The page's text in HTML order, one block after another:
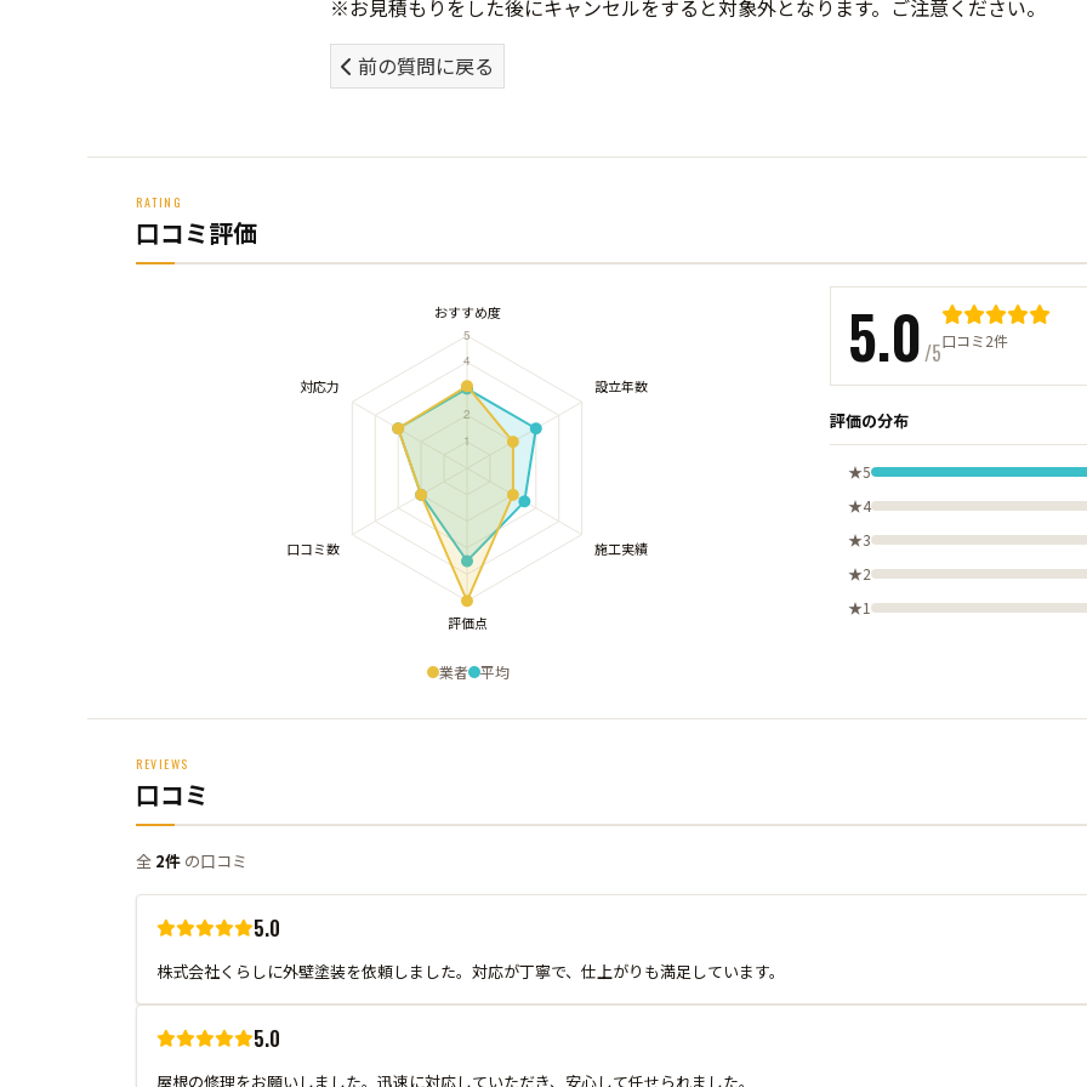
※お見積もりをした後にキャンセルをすると対象外となります。ご注意ください。
前の質問に戻る
RATING
口コミ評価
業者 平均
5.0 /5口コミ2件
評価の分布
★5
★4
★3
★2
★1
REVIEWS
口コミ
全 2件 の口コミ
5.0
株式会社くらしに外壁塗装を依頼しました。対応が丁寧で、仕上がりも満足しています。
5.0
屋根の修理をお願いしました。迅速に対応していただき、安心して任せられました。